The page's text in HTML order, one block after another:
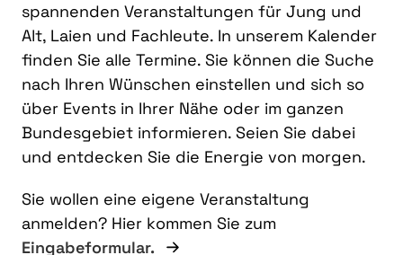
spannenden Veranstaltungen für Jung und
Alt, Laien und Fachleute. In unserem Kalender
finden Sie alle Termine. Sie können die Suche
nach Ihren Wünschen einstellen und sich so
über Events in Ihrer Nähe oder im ganzen
Bundesgebiet informieren. Seien Sie dabei
und entdecken Sie die Energie von morgen.
Sie wollen eine eigene Veranstaltung
anmelden? Hier kommen Sie zum
Eingabeformular.